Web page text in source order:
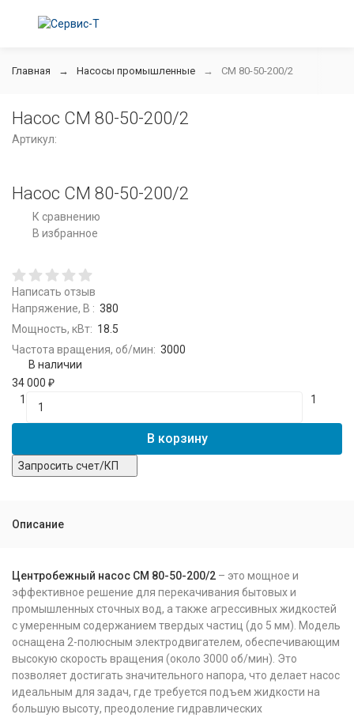
Главная Насосы промышленные СМ 80-50-200/2
Насос СМ 80-50-200/2
Артикул:
Насос СМ 80-50-200/2
К сравнению
В избранное
Написать отзыв
Напряжение, В : 380
Мощность, кВт: 18.5
Частота вращения, об/мин: 3000
В наличии
34 000 ₽
1 1
В корзину
Запросить счет/КП
Описание
Центробежный насос СМ 80-50-200/2 – это мощное и
эффективное решение для перекачивания бытовых и
промышленных сточных вод, а также агрессивных жидкостей
с умеренным содержанием твердых частиц (до 5 мм). Модель
оснащена 2-полюсным электродвигателем, обеспечивающим
высокую скорость вращения (около 3000 об/мин). Это
позволяет достигать значительного напора, что делает насос
идеальным для задач, где требуется подъем жидкости на
большую высоту, преодоление гидравлических